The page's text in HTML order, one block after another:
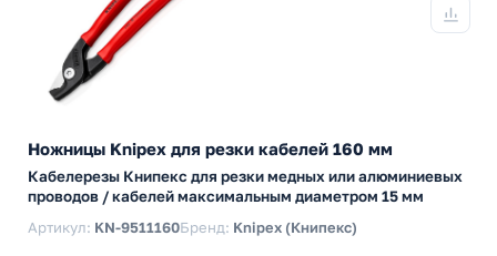
Ножницы Knipex для резки кабелей 160 мм
Кабелерезы Книпекс для резки медных или алюминиевых
проводов / кабелей максимальным диаметром 15 мм
Артикул: KN-9511160Бренд: Knipex (Книпекс)